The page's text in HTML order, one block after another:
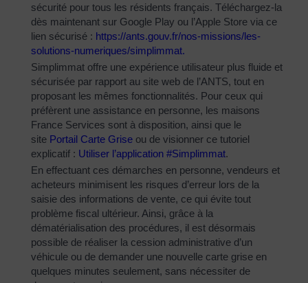
sécurité pour tous les résidents français. Téléchargez-la
dès maintenant sur Google Play ou l’Apple Store via ce
lien sécurisé : https://ants.gouv.fr/nos-missions/les-
solutions-numeriques/simplimmat.
Simplimmat offre une expérience utilisateur plus fluide et
sécurisée par rapport au site web de l’ANTS, tout en
proposant les mêmes fonctionnalités. Pour ceux qui
préfèrent une assistance en personne, les maisons
France Services sont à disposition, ainsi que le
site Portail Carte Grise ou de visionner ce tutoriel
explicatif : Utiliser l’application #Simplimmat.
En effectuant ces démarches en personne, vendeurs et
acheteurs minimisent les risques d’erreur lors de la
saisie des informations de vente, ce qui évite tout
problème fiscal ultérieur. Ainsi, grâce à la
dématérialisation des procédures, il est désormais
possible de réaliser la cession administrative d’un
véhicule ou de demander une nouvelle carte grise en
quelques minutes seulement, sans nécessiter de